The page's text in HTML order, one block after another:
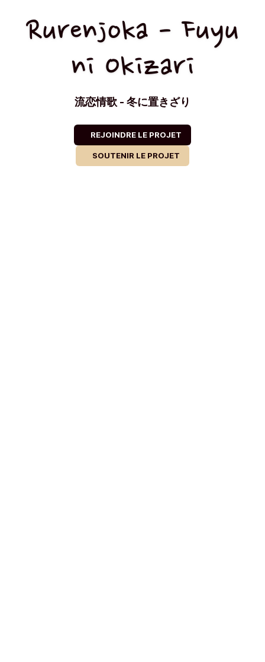
Rurenjoka - Fuyu
ni Okizari
流恋情歌 - 冬に置きざり
REJOINDRE LE PROJET
SOUTENIR LE PROJET